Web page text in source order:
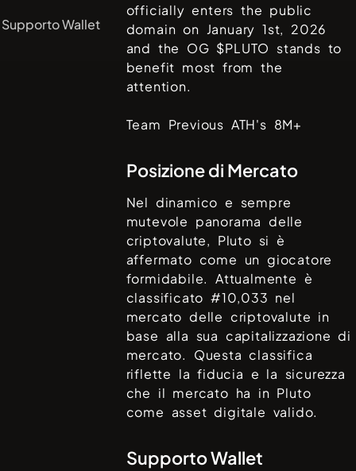
Supporto Wallet
officially enters the public
domain on January 1st, 2026
and the OG $PLUTO stands to
benefit most from the
attention.
Team Previous ATH's 8M+
Posizione di Mercato
Nel dinamico e sempre
mutevole panorama delle
criptovalute, Pluto si è
affermato come un giocatore
formidabile. Attualmente è
classificato #10,033 nel
mercato delle criptovalute in
base alla sua capitalizzazione di
mercato. Questa classifica
riflette la fiducia e la sicurezza
che il mercato ha in Pluto
come asset digitale valido.
Supporto Wallet